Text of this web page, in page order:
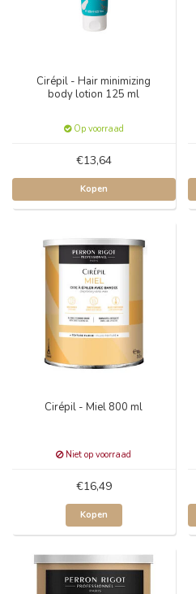
Cirépil - Hair minimizing
body lotion 125 ml
Op voorraad
€13,64
Kopen
Cirépil - Miel 800 ml
Niet op voorraad
€16,49
Kopen